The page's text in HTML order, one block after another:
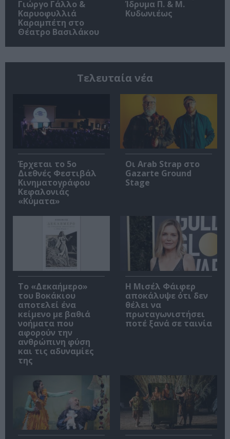
Γιώργο Γάλλο &
Καρυοφυλλιά
Καραμπέτη στο
Θέατρο Βασιλάκου
Ίδρυμα Π. & Μ.
Κυδωνιέως
Τελευταία νέα
Έρχεται το 5ο
Διεθνές Φεστιβάλ
Κινηματογράφου
Κεφαλονιάς
«Κύματα»
Οι Arab Strap στο
Gazarte Ground
Stage
Το «Δεκαήμερο»
του Βοκάκιου
αποτελεί ένα
κείμενο με βαθιά
νοήματα που
αφορούν την
ανθρώπινη φύση
και τις αδυναμίες
της
Η Μισέλ Φάιφερ
αποκάλυψε ότι δεν
θέλει να
πρωταγωνιστήσει
ποτέ ξανά σε ταινία